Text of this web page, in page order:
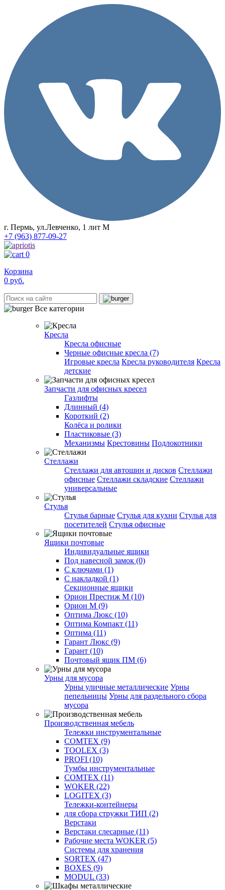
г. Пермь, ул.Левченко, 1 лит М
+7 (963) 877-09-27
0
Корзина
0 руб.
Все категории
Кресла
Кресла офисные
Черные офисные кресла (7)
Игровые кресла Кресла руководителя Кресла
детские
Запчасти для офисных кресел
Газлифты
Длинный (4)
Короткий (2)
Колёса и ролики
Пластиковые (3)
Механизмы Крестовины Подлокотники
Стеллажи
Стеллажи для автошин и дисков Стеллажи
офисные Стеллажи складские Стеллажи
универсальные
Стулья
Стулья барные Стулья для кухни Стулья для
посетителей Стулья офисные
Ящики почтовые
Индивидуальные ящики
Под навесной замок (0)
С ключами (1)
С накладкой (1)
Секционные ящики
Орион Престиж М (10)
Орион М (9)
Оптима Люкс (10)
Оптима Компакт (11)
Оптима (11)
Гарант Люкс (9)
Гарант (10)
Почтовый ящик ПМ (6)
Урны для мусора
Урны уличные металлические Урны
пепельницы Урны для раздельного сбора
мусора
Производственная мебель
Тележки инструментальные
COMTEX (9)
TOOLEX (3)
PROFI (10)
Тумбы инструментальные
COMTEX (11)
WOKER (22)
LOGITEX (3)
Тележки-контейнеры
для сбора стружки ТИП (2)
Верстаки
Верстаки слесарные (11)
Рабочие места WOKER (5)
Системы для хранения
SORTEX (47)
BOXES (9)
MODUL (33)